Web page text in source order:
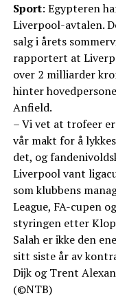
Sport: Egypteren
Liverpool-avtalen.
salg i årets
rapportert at
over 2 milliarder
hinter
Anfield.
– Vi vet at trofeer
vår makt for å
det, og
Liverpool vant
som klubbens
League, FA-cupen
styringen etter
Salah er ikke den
sitt siste år av
Dijk og Trent
(©NTB)